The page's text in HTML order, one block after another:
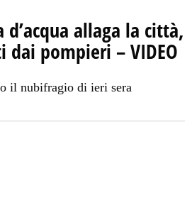
allaga la città,
pompieri – VIDEO
il nubifragio di ieri sera